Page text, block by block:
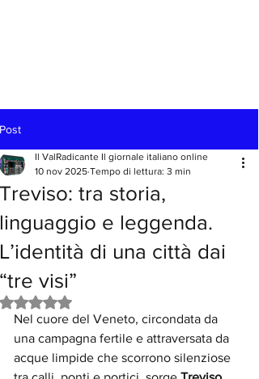
Post
Treviso: tra storia,
linguaggio e leggenda.
L’identità di una città dai
“tre visi”
Il ValRadicante Il giornale italiano online
10 nov 2025 Tempo di lettura: 3 min
Valutazione NaN stelle su 5.
Nel cuore del Veneto, circondata da
una campagna fertile e attraversata da
acque limpide che scorrono silenziose